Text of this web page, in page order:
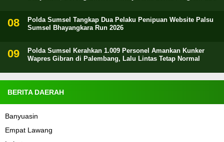
Polda Sumsel Tangkap Dua Pelaku Penipuan Website Palsu
Sumsel Bhayangkara Run 2026
Polda Sumsel Kerahkan 1.009 Personel Amankan Kunker
Wapres Gibran di Palembang, Lalu Lintas Tetap Normal
BERITA DAERAH
Banyuasin
Empat Lawang